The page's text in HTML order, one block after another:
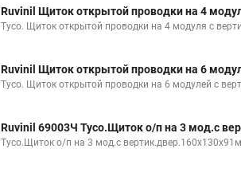
Ruvinil Щиток открытой проводки на 4
Тусо. Щиток открытой проводки на 4 модуля с
Ruvinil Щиток открытой проводки на 6
Тусо. Щиток открытой проводки на 6 модулей с
Ruvinil 69003Ч Тусо.Щиток о/п на 3 мод.с
Тусо.Щиток о/п на 3 мод.с